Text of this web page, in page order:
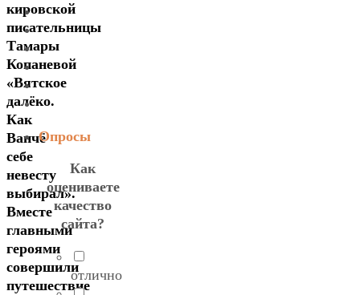
кировской
писательницы
Тамары
Копаневой
«Вятское
далёко.
Как
Ванчё
себе
невесту
выбирал».
Вместе
главными
героями
совершили
путешествие
Опросы
Как
оцениваете
качество
сайта?
отлично